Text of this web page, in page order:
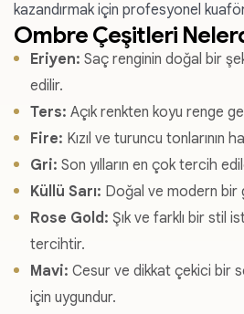
kazandırmak için profesyonel
Ombre Çeşitleri
Eriyen: Saç renginin doğal bir
edilir.
Ters: Açık renkten koyu renge
Fire: Kızıl ve turuncu tonlarının
Gri: Son yılların en çok tercih
Küllü Sarı: Doğal ve modern bir
Rose Gold: Şık ve farklı bir stil
tercihtir.
Mavi: Cesur ve dikkat çekici bir
için uygundur.